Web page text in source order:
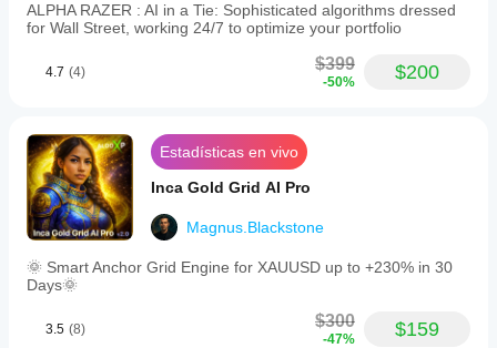
ALPHA RAZER : AI in a Tie: Sophisticated algorithms dressed
for Wall Street, working 24/7 to optimize your portfolio
4.7 (4) $399
-50% $200
Estadísticas en vivo
Inca Gold Grid AI Pro
Magnus.Blackstone
🌞 Smart Anchor Grid Engine for XAUUSD up to +230% in 30
Days🌞
3.5 (8) $300
-47% $159